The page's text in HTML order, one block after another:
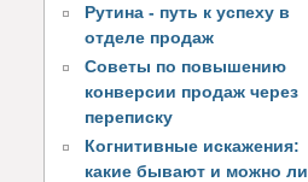
Рутина - путь к успеху в
отделе продаж
Советы по повышению
конверсии продаж через
переписку
Когнитивные искажения:
какие бывают и можно ли